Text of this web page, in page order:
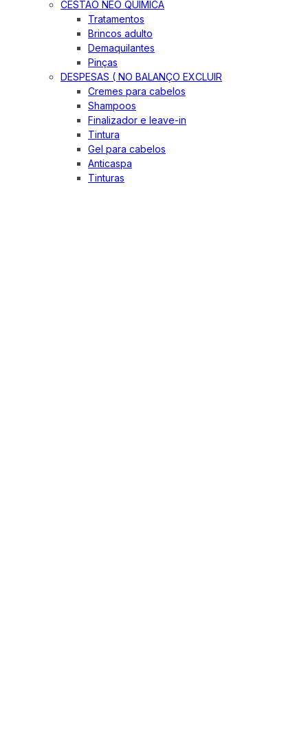
CESTÃO NEO QUIMICA
Tratamentos
Brincos adulto
Demaquilantes
Pinças
DESPESAS ( NO BALANÇO EXCLUIR
Cremes para cabelos
Shampoos
Finalizador e leave-in
Tintura
Gel para cabelos
Anticaspa
Tinturas